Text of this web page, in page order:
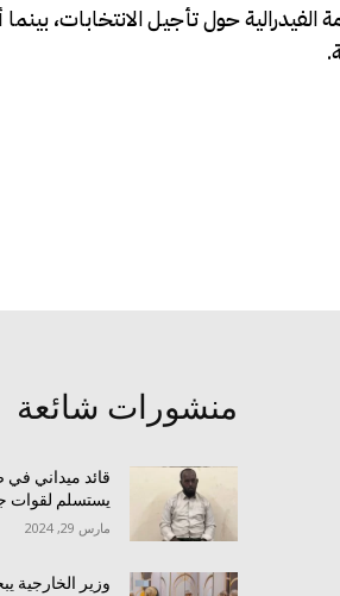
حول تأجيل الانتخابات،
منشورات شائعة
قائد ميداني
يستسلم لقوات
مارس 29, 2024
وزير الخارجية